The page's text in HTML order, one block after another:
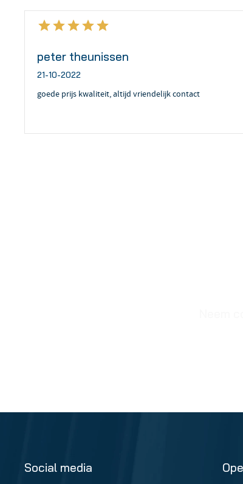
peter theunissen
21-10-2022
goede prijs kwaliteit, altijd vriendelijk contact
Social media